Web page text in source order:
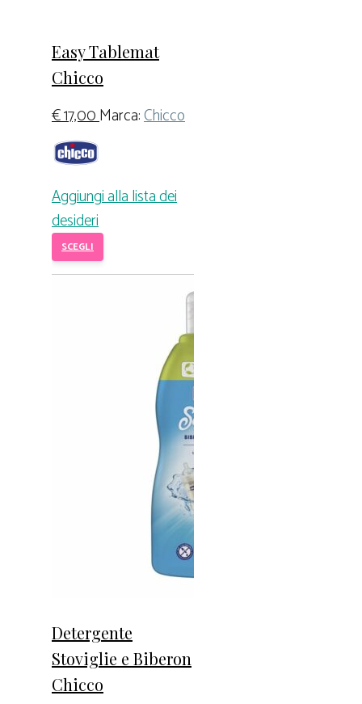
Easy Tablemat
Chicco
€17,00Marca:Chicco
Aggiungi alla lista dei
desideri
SCEGLI
Detergente
Stoviglie e Biberon
Chicco